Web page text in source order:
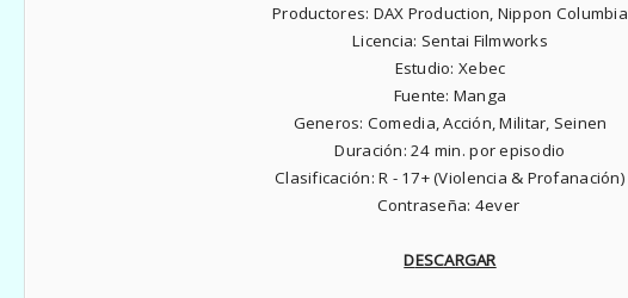
Productores: DAX Production, Nippon Columbia
Licencia: Sentai Filmworks
Estudio: Xebec
Fuente: Manga
Generos: Comedia,Acción, Militar, Seinen
Duración: 24 min. por episodio
Clasificación: R - 17+ (Violencia & Profanación)
Contraseña: 4ever
DESCARGAR